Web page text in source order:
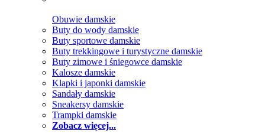
Obuwie damskie
Buty do wody damskie
Buty sportowe damskie
Buty trekkingowe i turystyczne damskie
Buty zimowe i śniegowce damskie
Kalosze damskie
Klapki i japonki damskie
Sandały damskie
Sneakersy damskie
Trampki damskie
Zobacz więcej...